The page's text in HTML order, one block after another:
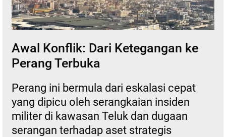
Awal Konflik: Dari Ketegangan ke
Perang Terbuka
Perang ini bermula dari eskalasi cepat
yang dipicu oleh serangkaian insiden
militer di kawasan Teluk dan dugaan
serangan terhadap aset strategis